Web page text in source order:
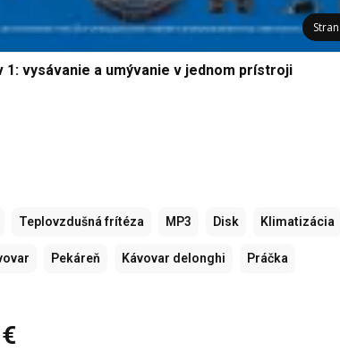
1: vysávanie a umývanie v jednom prístroji
Teplovzdušná frítéza MP3 Disk Klimatizácia
Pekáreň Kávovar delonghi Práčka